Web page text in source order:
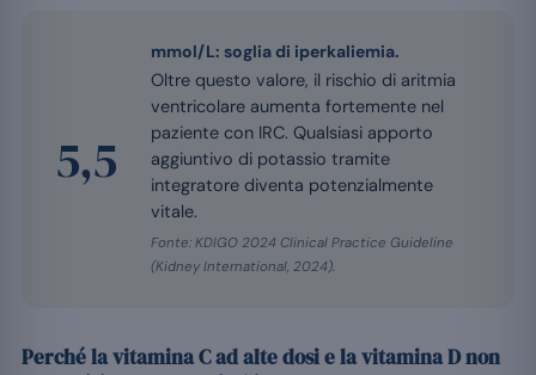
5,5
mmol/L: soglia di iperkaliemia.
Oltre questo valore, il rischio di aritmia
ventricolare aumenta fortemente nel
paziente con IRC. Qualsiasi apporto
aggiuntivo di potassio tramite
integratore diventa potenzialmente
vitale.
Fonte: KDIGO 2024 Clinical Practice Guideline
(Kidney International, 2024).
Perché la vitamina C ad alte dosi e la vitamina D non